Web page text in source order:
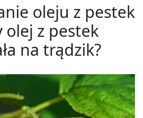
oleju z pestek
olej z pestek
na trądzik?